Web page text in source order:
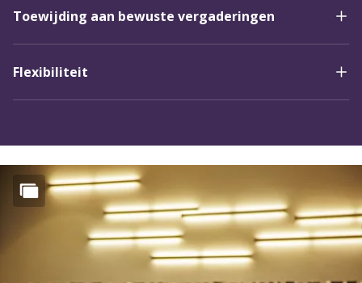
Toewijding aan bewuste vergaderingen
Flexibiliteit